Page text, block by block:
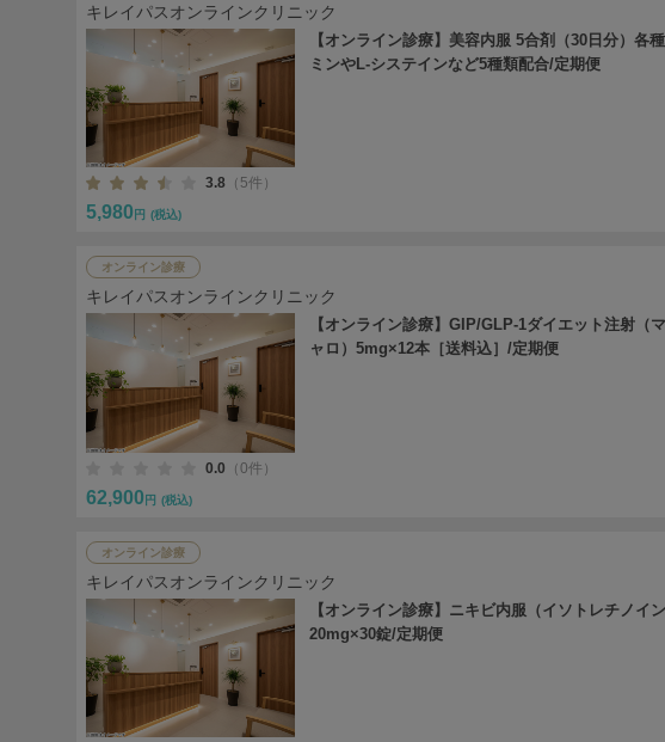
キレイパスオンラインクリニック
【オンライン診療】美容内服 5合剤（30日分）各
ミンやL-システインなど5種類配合/定期便
3.8 （5件）
5,980 円 (税込)
オンライン診療
キレイパスオンラインクリニック
【オンライン診療】GIP/GLP-1ダイエット注射（
ャロ）5mg×12本［送料込］/定期便
0.0 （0件）
62,900 円 (税込)
オンライン診療
キレイパスオンラインクリニック
【オンライン診療】ニキビ内服（イソトレチノイ
20mg×30錠/定期便